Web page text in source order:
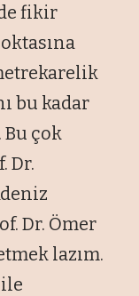
fikir
bu kadar
Bu çok
Dr.
Dr. Ömer
lazım.